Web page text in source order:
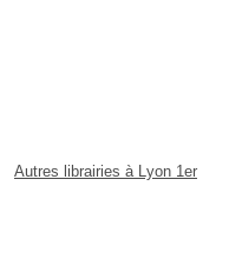
Autres librairies à Lyon 1er